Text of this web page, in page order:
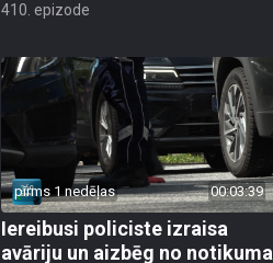
410. epizode
pirms 1 nedēļas 00:03:39
Iereibusi policiste izraisa
avāriju un aizbēg no notikuma